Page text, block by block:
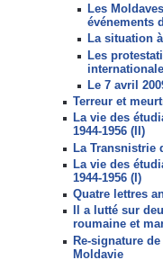
Les
événements
La situation
Les
internationale
Le 7 avril
Terreur et
La vie des
1944-1956 (II)
La Transnistrie
La vie des
1944-1956 (I)
Quatre lettres
Il a lutté sur
roumaine et
Re-signature
Moldavie